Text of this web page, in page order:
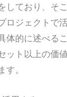
しており、そ
ロジェクトで
体的に述べる
ット以上の価
。